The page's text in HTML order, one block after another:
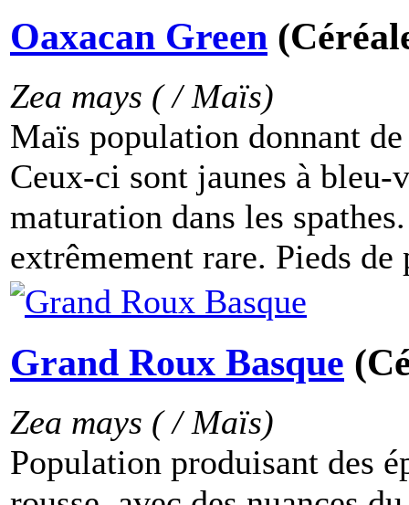
Oaxacan Green
Zea mays ( / Maïs)
Maïs population donnant
Ceux-ci sont jaunes à bleu-
maturation dans les
extrêmement rare. Pieds
Grand Roux Basque
Zea mays ( / Maïs)
Population produisant des